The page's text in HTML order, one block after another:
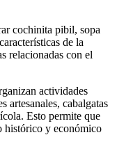
cochinita pibil, sopa
de la
relacionadas con el
actividades
artesanales, cabalgatas
Esto permite que
histórico y económico